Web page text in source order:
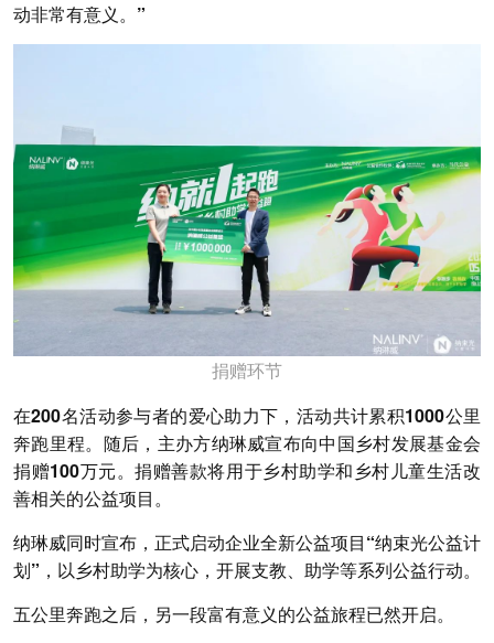
动非常有意义。”
捐赠环节
在200名活动参与者的爱心助力下，活动共计累积1000公里
奔跑里程。随后，主办方纳琳威宣布向中国乡村发展基金会
捐赠100万元。捐赠善款将用于乡村助学和乡村儿童生活改
善相关的公益项目。
纳琳威同时宣布，正式启动企业全新公益项目“纳束光公益计
划” ，以乡村助学为核心，开展支教、助学等系列公益行动。
五公里奔跑之后，另一段富有意义的公益旅程已然开启。